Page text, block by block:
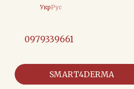
Перейти до основного контенту
УкрРус
0979339661
SMART4DERMA